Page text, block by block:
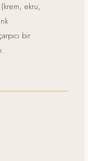
ekru,
bir